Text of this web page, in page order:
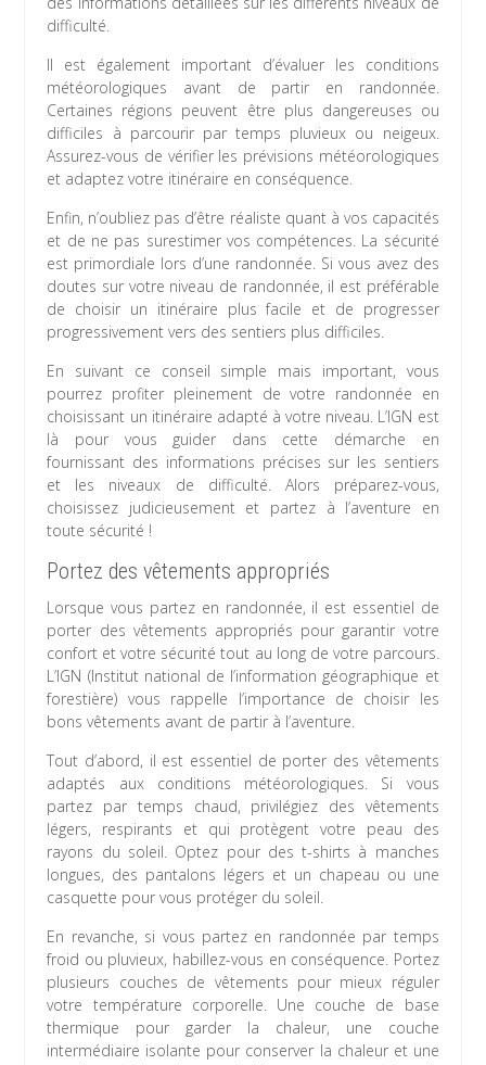
difficulté.
Il est également important d’évaluer les conditions
météorologiques avant de partir en randonnée.
Certaines régions peuvent être plus dangereuses ou
difficiles à parcourir par temps pluvieux ou neigeux.
Assurez-vous de vérifier les prévisions météorologiques
et adaptez votre itinéraire en conséquence.
Enfin, n’oubliez pas d’être réaliste quant à vos capacités
et de ne pas surestimer vos compétences. La sécurité
est primordiale lors d’une randonnée. Si vous avez des
doutes sur votre niveau de randonnée, il est préférable
de choisir un itinéraire plus facile et de progresser
progressivement vers des sentiers plus difficiles.
En suivant ce conseil simple mais important, vous
pourrez profiter pleinement de votre randonnée en
choisissant un itinéraire adapté à votre niveau. L’IGN est
là pour vous guider dans cette démarche en
fournissant des informations précises sur les sentiers
et les niveaux de difficulté. Alors préparez-vous,
choisissez judicieusement et partez à l’aventure en
toute sécurité !
Portez des vêtements appropriés
Lorsque vous partez en randonnée, il est essentiel de
porter des vêtements appropriés pour garantir votre
confort et votre sécurité tout au long de votre parcours.
L’IGN (Institut national de l’information géographique et
forestière) vous rappelle l’importance de choisir les
bons vêtements avant de partir à l’aventure.
Tout d’abord, il est essentiel de porter des vêtements
adaptés aux conditions météorologiques. Si vous
partez par temps chaud, privilégiez des vêtements
légers, respirants et qui protègent votre peau des
rayons du soleil. Optez pour des t-shirts à manches
longues, des pantalons légers et un chapeau ou une
casquette pour vous protéger du soleil.
En revanche, si vous partez en randonnée par temps
froid ou pluvieux, habillez-vous en conséquence. Portez
plusieurs couches de vêtements pour mieux réguler
votre température corporelle. Une couche de base
thermique pour garder la chaleur, une couche
intermédiaire isolante pour conserver la chaleur et une